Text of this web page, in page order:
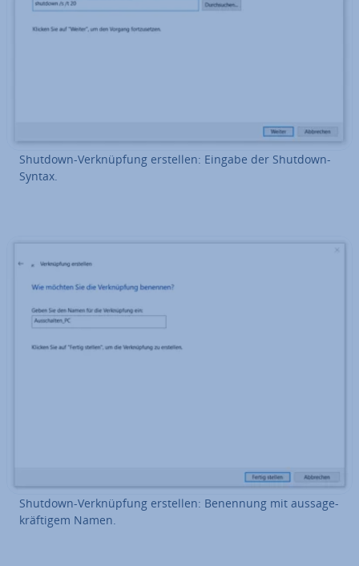
Shutdown-Ver­knüp­fung erstellen: Eingabe der Shutdown-
Syntax.
Shutdown-Ver­knüp­fung erstellen: Benennung mit aus­sa­ge­
kräf­ti­gem Namen.